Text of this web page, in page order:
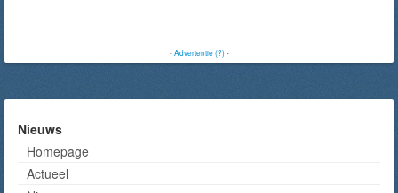
-Advertentie (?)-
Nieuws
Homepage
Actueel